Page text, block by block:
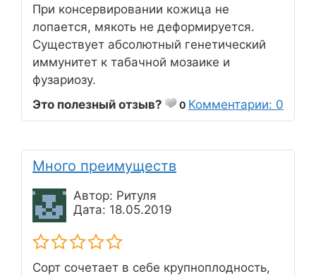
При консервировании кожица не
лопается, мякоть не деформируется.
Существует абсолютный генетический
иммунитет к табачной мозаике и
фузариозу.
Это полезный отзыв?
0 Комментарии: 0
Много преимуществ
Автор: Ритуля
Дата: 18.05.2019
Сорт сочетает в себе крупноплодность,